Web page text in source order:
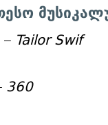
– Tailor Swif
360